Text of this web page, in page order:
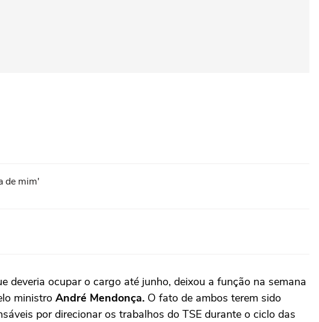
de mim'
deveria ocupar o cargo até junho, deixou a função na semana
ministro André Mendonça. O fato de ambos terem sido
por direcionar os trabalhos do TSE durante o ciclo das